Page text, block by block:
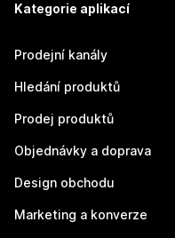
Kategorie aplikací
Prodejní kanály
Hledání produktů
Prodej produktů
Objednávky a doprava
Design obchodu
Marketing a konverze